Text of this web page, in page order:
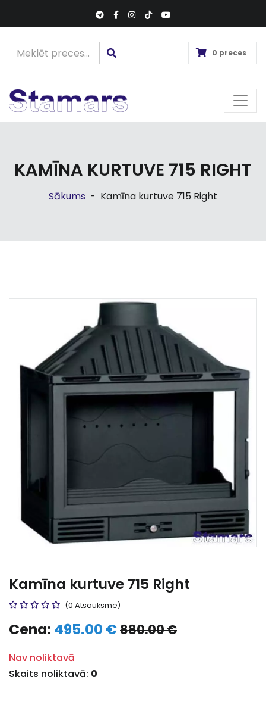
0 preces
KAMĪNA KURTUVE 715 RIGHT
Sākums - Kamīna kurtuve 715 Right
Kamīna kurtuve 715 Right
(0 Atsauksme)
Cena: 495.00 €880.00 €
Nav noliktavā
Skaits noliktavā: 0